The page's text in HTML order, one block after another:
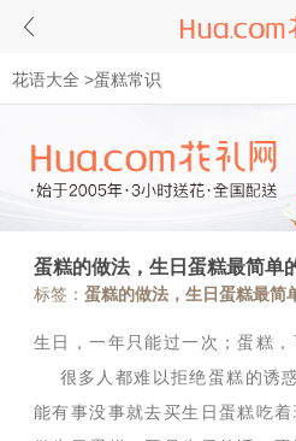
花语大全 >蛋糕常识
蛋糕的做法，生日蛋糕最简单
标签： 蛋糕的做法，生日蛋糕最简
生日，一年只能过一次；蛋糕，
很多人都难以拒绝蛋糕的诱
能有事没事就去买生日蛋糕吃